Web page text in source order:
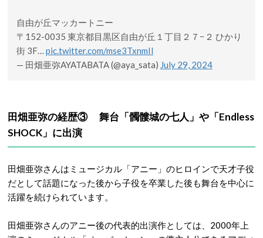
自由が丘マッカートニー
〒152-0035 東京都目黒区自由が丘１丁目２７−２ ひかり
街 3F… pic.twitter.com/mse3TxnmIl
— 田畑亜弥AYATABATA (@aya_sata) July 29, 2024
田畑亜弥の経歴③ 舞台「髑髏城の七人」や「Endless
SHOCK」に出演
田畑亜弥さんはミュージカル「アニー」のヒロインで天才子役
だとして話題になった後から子役を卒業した後も舞台を中心に
活躍を続けられています。
田畑亜弥さんのアニー後の代表的出演作としては、2000年上